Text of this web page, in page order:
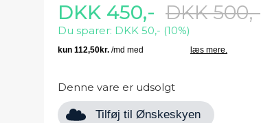
DKK 500,-
Du sparer: DKK 50,- (10%)
DKK 450,-
Denne vare er udsolgt
Tilføj til Ønskeskyen